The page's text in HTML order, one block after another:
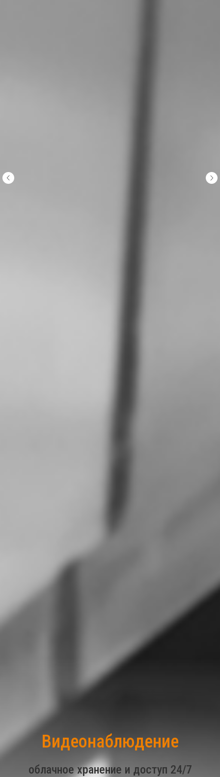
«Стартовый сто»
440 ₽
интернет - 100 МБит/сек и 120
каналов ТВ
Видеонаблюдение
облачное хранение и доступ 24/7